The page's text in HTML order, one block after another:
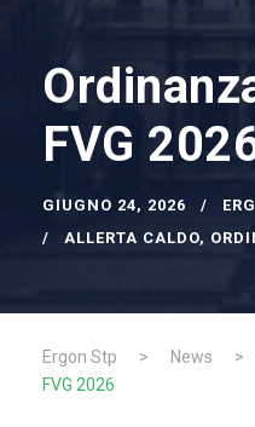
FVG
GIUGNO 24, 2026
ALLERTA CALDO,
Ergon Stp > News >
FVG 2026